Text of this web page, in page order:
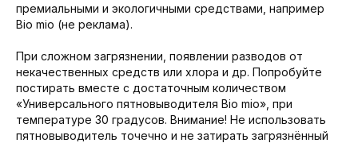
премиальными и экологичными средствами, например
Bio mio (не реклама).
При сложном загрязнении, появлении разводов от
некачественных средств или хлора и др. Попробуйте
постирать вместе с достаточным количеством
«Универсального пятновыводителя Bio mio», при
температуре 30 градусов. Внимание! Не использовать
пятновыводитель точечно и не затирать загрязнённый